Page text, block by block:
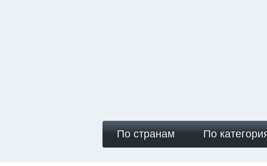
По странам По